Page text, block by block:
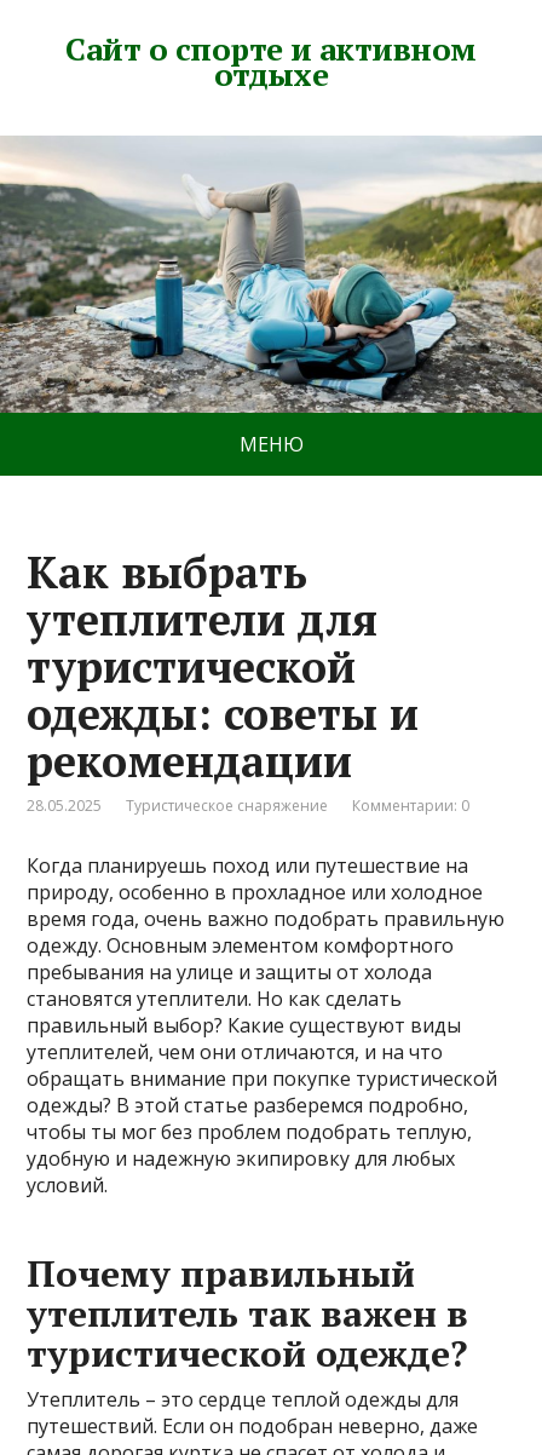
Сайт о спорте и активном
отдыхе
МЕНЮ
Как выбрать
утеплители для
туристической
одежды: советы и
рекомендации
28.05.2025 Туристическое снаряжение Комментарии: 0
Когда планируешь поход или путешествие на
природу, особенно в прохладное или холодное
время года, очень важно подобрать правильную
одежду. Основным элементом комфортного
пребывания на улице и защиты от холода
становятся утеплители. Но как сделать
правильный выбор? Какие существуют виды
утеплителей, чем они отличаются, и на что
обращать внимание при покупке туристической
одежды? В этой статье разберемся подробно,
чтобы ты мог без проблем подобрать теплую,
удобную и надежную экипировку для любых
условий.
Почему правильный
утеплитель так важен в
туристической одежде?
Утеплитель – это сердце теплой одежды для
путешествий. Если он подобран неверно, даже